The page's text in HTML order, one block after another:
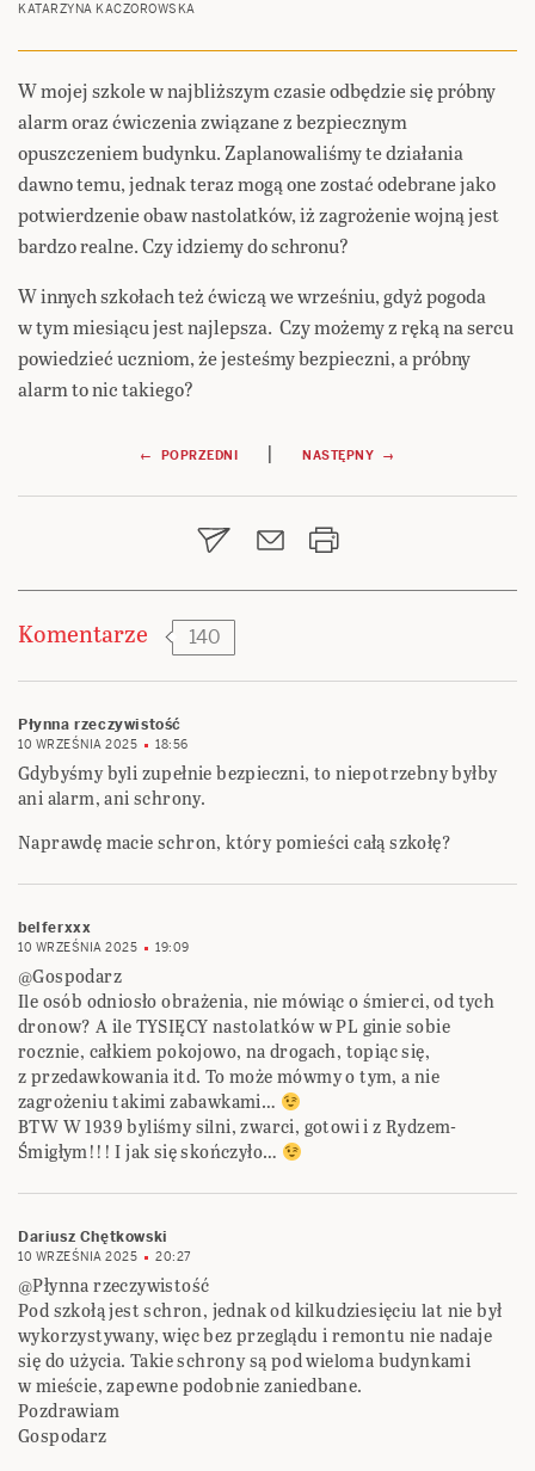
KATARZYNA KACZOROWSKA
W mojej szkole w najbliższym czasie odbędzie się próbny
alarm oraz ćwiczenia związane z bezpiecznym
opuszczeniem budynku. Zaplanowaliśmy te działania
dawno temu, jednak teraz mogą one zostać odebrane jako
potwierdzenie obaw nastolatków, iż zagrożenie wojną jest
bardzo realne. Czy idziemy do schronu?
W innych szkołach też ćwiczą we wrześniu, gdyż pogoda
w tym miesiącu jest najlepsza. Czy możemy z ręką na sercu
powiedzieć uczniom, że jesteśmy bezpieczni, a próbny
alarm to nic takiego?
Nawigacja
wpisu
← POPRZEDNI | NASTĘPNY →
Komentarze 140
Płynna rzeczywistość
10 WRZEŚNIA 2025 18:56
Gdybyśmy byli zupełnie bezpieczni, to niepotrzebny byłby
ani alarm, ani schrony.
Naprawdę macie schron, który pomieści całą szkołę?
belferxxx
10 WRZEŚNIA 2025 19:09
@Gospodarz
Ile osób odniosło obrażenia, nie mówiąc o śmierci, od tych
dronow? A ile TYSIĘCY nastolatków w PL ginie sobie
rocznie, całkiem pokojowo, na drogach, topiąc się,
z przedawkowania itd. To może mówmy o tym, a nie
zagrożeniu takimi zabawkami…
BTW W 1939 byliśmy silni, zwarci, gotowi i z Rydzem-
Śmigłym!!! I jak się skończyło…
Dariusz Chętkowski
10 WRZEŚNIA 2025 20:27
@Płynna rzeczywistość
Pod szkołą jest schron, jednak od kilkudziesięciu lat nie był
wykorzystywany, więc bez przeglądu i remontu nie nadaje
się do użycia. Takie schrony są pod wieloma budynkami
w mieście, zapewne podobnie zaniedbane.
Pozdrawiam
Gospodarz